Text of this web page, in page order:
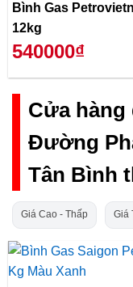
Bình Gas
12kg
540000₫
Cửa hàng
Đường
Tân Bình
Giá Cao - Thấp Giá